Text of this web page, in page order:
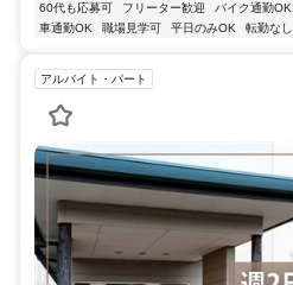
60代も応募可
フリーター歓迎 バイク通勤OK
車通勤OK
職場見学可 平日のみOK 転勤なし
アルバイト・パート